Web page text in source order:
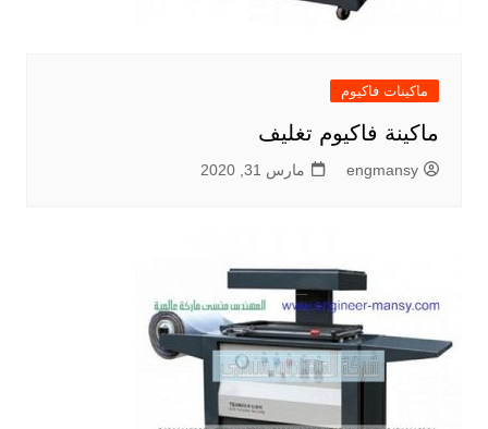
ماكينات فاكيوم
ماكينة فاكيوم تغليف
engmansy مارس 31, 2020